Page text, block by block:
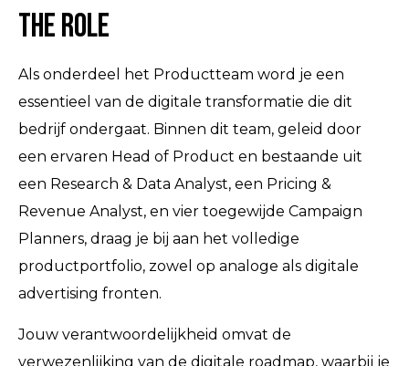
The Role
Als onderdeel het Productteam word je een
essentieel van de digitale transformatie die dit
bedrijf ondergaat. Binnen dit team, geleid door
een ervaren Head of Product en bestaande uit
een Research & Data Analyst, een Pricing &
Revenue Analyst, en vier toegewijde Campaign
Planners, draag je bij aan het volledige
productportfolio, zowel op analoge als digitale
advertising fronten.
Jouw verantwoordelijkheid omvat de
verwezenlijking van de digitale roadmap, waarbij je